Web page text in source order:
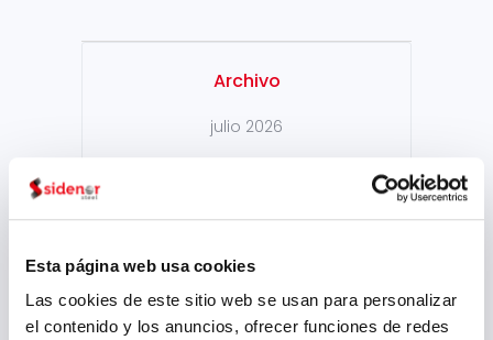
Esta página web usa cookies
Las cookies de este sitio web se usan para personalizar
el contenido y los anuncios, ofrecer funciones de redes
Archivo
julio 2026
octubre 2025